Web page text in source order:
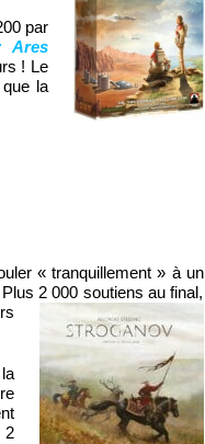
par
Ares
! Le
la
« tranquillement » à un
2 000 soutiens au final,
2